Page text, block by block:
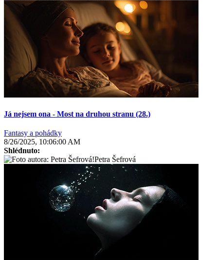
Já nejsem ona - Most na druhou stranu (28.)
Fantasy a pohádky
8/26/2025, 10:06:00 AM
Shlédnuto:
Petra Šefrová